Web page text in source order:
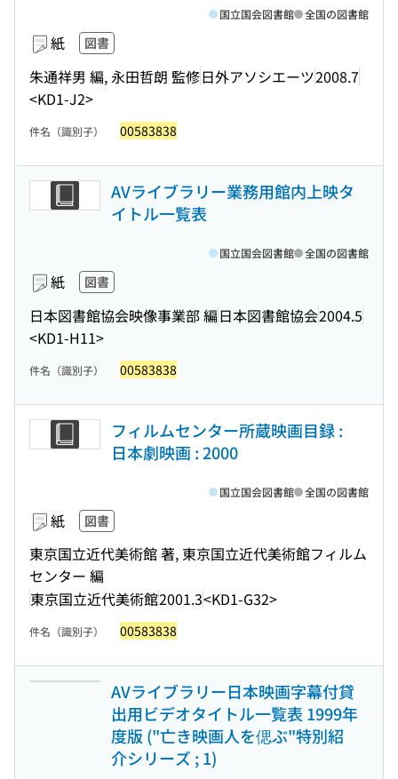
紙 図書
朱通祥男 編, 永田哲朗 監修日外アソシエーツ2008.7
<KD1-J2>
国立国会図書館 全国の図書館
件名（識別子） 00583838
AVライブラリー業務用館内上映タ
イトル一覧表
紙 図書
日本図書館協会映像事業部 編日本図書館協会2004.5
<KD1-H11>
国立国会図書館 全国の図書館
件名（識別子） 00583838
フィルムセンター所蔵映画目録 :
日本劇映画 : 2000
紙 図書
東京国立近代美術館 著, 東京国立近代美術館フィルム
センター 編
東京国立近代美術館2001.3<KD1-G32>
国立国会図書館 全国の図書館
件名（識別子） 00583838
AVライブラリー日本映画字幕付貸
出用ビデオタイトル一覧表 1999年
度版 ("亡き映画人を偲ぶ"特別紹
介シリーズ ; 1)